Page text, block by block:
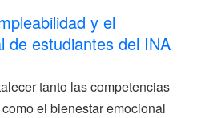
y el
de estudiantes del INA
tanto las competencias
el bienestar emocional